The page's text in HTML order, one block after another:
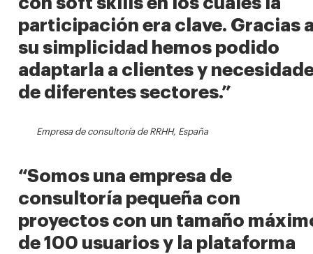
con soft skills en los cuales la
participación era clave. Gracias
su simplicidad hemos podido
adaptarla a clientes y
de diferentes sectores.”
Empresa de consultoría de RRHH, España
“Somos una empresa de
consultoría pequeña con
proyectos con un tamaño
de 100 usuarios y la plataforma